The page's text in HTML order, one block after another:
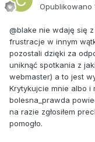
Opublikowano
@blake nie wdaję się
frustracje w innym
pozostali dzięki za
uniknąć spotkania z
webmaster) a to jest
Krytykujcie mnie albo i
bolesna_prawda
na razie zgłosiłem
pomogło.